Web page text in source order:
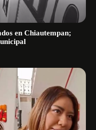
en Chiautempan;